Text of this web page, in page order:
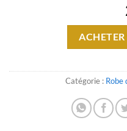
Catégorie : Robe